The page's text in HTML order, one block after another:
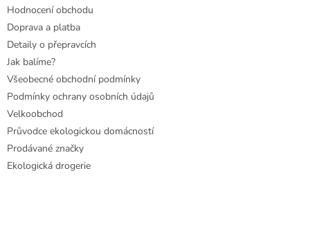
Hodnocení obchodu
Doprava a platba
Detaily o přepravcích
Jak balíme?
Všeobecné obchodní podmínky
Podmínky ochrany osobních údajů
Velkoobchod
Průvodce ekologickou domácností
Prodávané značky
Ekologická drogerie